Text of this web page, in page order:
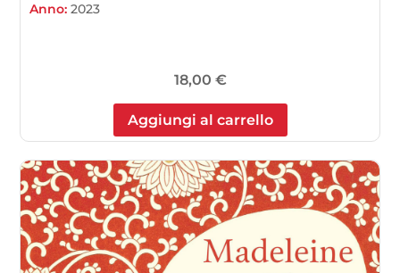
Anno:2023
18,00 €
Aggiungi al carrello